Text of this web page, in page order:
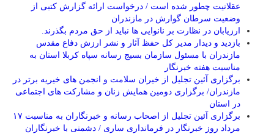
عقلانیت چطور شده است / درخواست ارائه گزارش کتبی از
وضعیت سرطان گوارش در مازندران
ارزیابان در نظارت بر نانوایی ها نباید از حق مردم بگذرند.
بازدید و دیدار مدیر کل حفظ آثار و نشر ارزش دفاع مقدس
مازندران با مسئول سازمان بسیج رسانه سپاه کربلا استان به
مناسبت هفته خبرنگار
برگزاری آئین تجلیل از خیران سلامت و انجمن های خیریه برتر در
مازندران/ برگزاری دومین همایش زنان و مشارکت های اجتماعی
در استان
برگزاری آئین تجلیل از اصحاب رسانه و خبرنگاران به مناسبت ۱۷
مرداد روز خبرنگار در فرمانداری ساری / دشمنی با خبرنگاران